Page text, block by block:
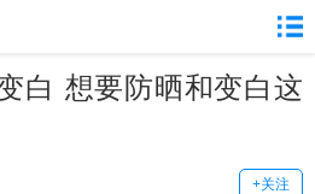
白 想要防晒和变白这
+关注